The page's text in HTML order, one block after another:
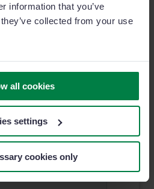
information that you’ve
collected from your use
all cookies
settings
cookies only